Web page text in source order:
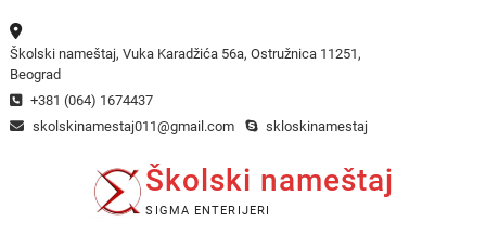
to
content
Školski nameštaj, Vuka Karadžića 56a, Ostružnica 11251,
Beograd
+381 (064) 1674437
skolskinamestaj011@gmail.com
skloskinamestaj
Školski nameštaj
SIGMA ENTERIJERI